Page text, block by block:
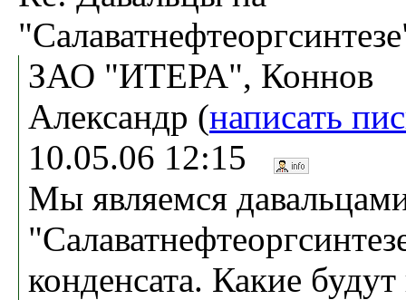
ЗАО "ИТЕРА", Коннов
Александр (написать
10.05.06 12:15
Мы являемся
конденсата. Какие